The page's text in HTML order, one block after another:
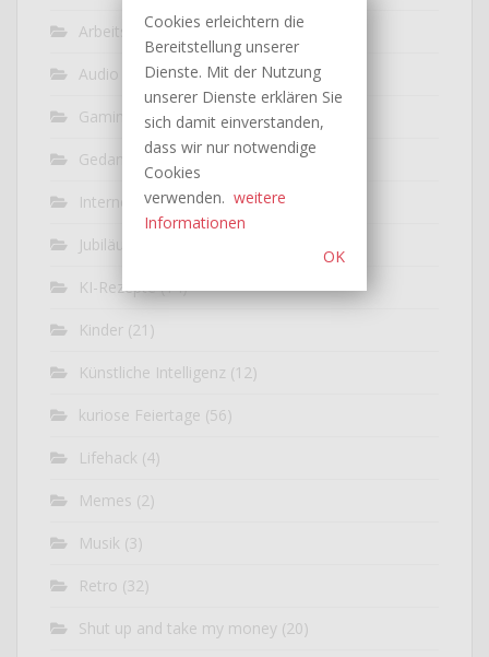
Arbeitswelt(9)
Audio / Video(10)
Gaming (5)
Gedankenexperiment (7)
Internet (33)
Jubiläum
KI-Rezepte(14)
Kinder (21)
Künstliche Intelligenz (12)
kuriose Feiertage (56)
Lifehack (4)
Memes (2)
Musik (3)
Retro (32)
Shut up and take my money (20)
Cookies erleichtern die
Bereitstellung unserer
Dienste. Mit der Nutzung
unserer Dienste erklären Sie
sich damit einverstanden,
dass wir nur notwendige
Cookies
verwenden. weitere
Informationen
OK